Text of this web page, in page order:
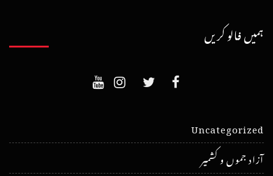
ہمیں فالو کریں
Uncategorized
آزاد جموں و کشمیر